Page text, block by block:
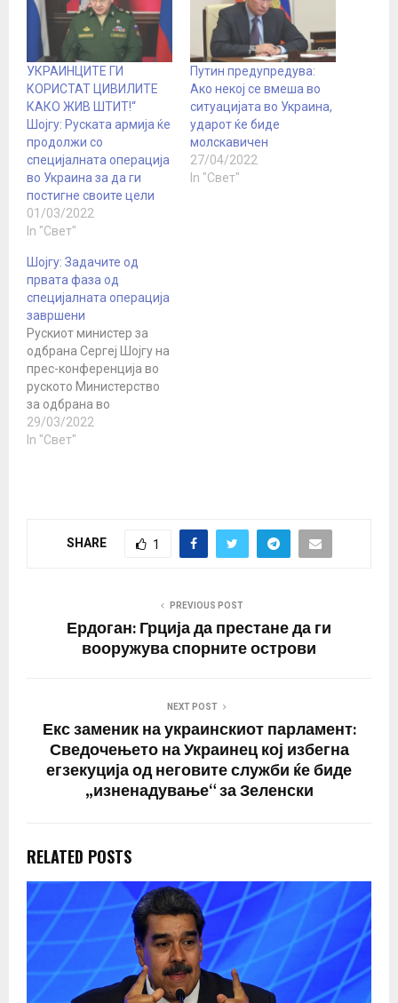
УКРАИНЦИТЕ ГИ
КОРИСТАТ ЦИВИЛИТЕ
КАКО ЖИВ ШТИТ!“
Шојгу: Руската армија ќе
продолжи со
специјалната операција
во Украина за да ги
постигне своите цели
01/03/2022
In "Свет"
Путин предупредува:
Ако некој се вмеша во
ситуацијата во Украина,
ударот ќе биде
молскавичен
27/04/2022
In "Свет"
Шојгу: Задачите од
првата фаза од
специјалната операција
завршени
Рускиот министер за
одбрана Сергеј Шојгу на
прес-конференција во
руското Министерство
за одбрана во
вторникот (29-ти март)
рече дека специјалната
се додека не се
29/03/2022
In "Свет"
SHARE 1
PREVIOUS POST
Ердоган: Грција да престане да ги
вооружува спорните острови
NEXT POST
Екс заменик на украинскиот парламент:
Сведочењето на Украинец кој избегна
егзекуција од неговите служби ќе биде
„изненадување“ за Зеленски
RELATED POSTS